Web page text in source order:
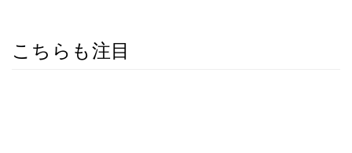
こちらも注目